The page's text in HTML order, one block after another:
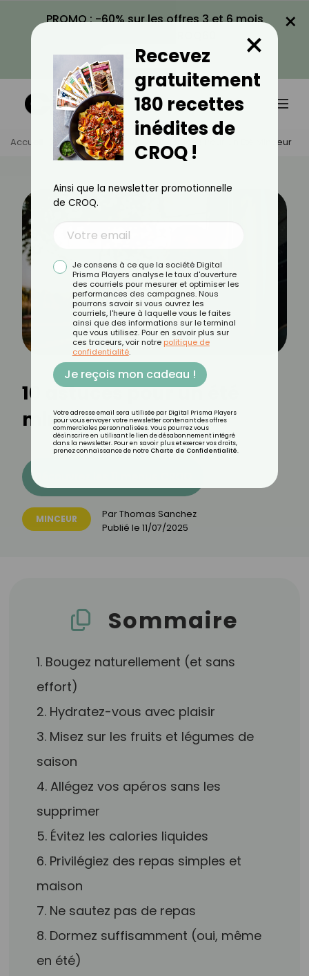
PROMO : -60% sur les offres 3 et 6 mois
VOIR LA PROMO
×
Accueil Actus Minceur 10 Astuces Pour Un Été Minceur
10 astuces pour un été
minceur
MINCEUR ParThomas Sanchez
Publié le 11/07/2025
Sommaire
1. Bougez naturellement (et sans
effort)
2. Hydratez-vous avec plaisir
3. Misez sur les fruits et légumes de
saison
4. Allégez vos apéros sans les
supprimer
5. Évitez les calories liquides
6. Privilégiez des repas simples et
maison
7. Ne sautez pas de repas
8. Dormez suffisamment (oui, même
en été)
Recevez
gratuitement
180 recettes
inédites de
CROQ !
×
Ainsi que la newsletter promotionnelle
de CROQ.
Je consens à ce que la société Digital
Prisma Players analyse le taux d'ouverture
des courriels pour mesurer et optimiser les
performances des campagnes. Nous
pourrons savoir si vous ouvrez les
courriels, l'heure à laquelle vous le faites
ainsi que des informations sur le terminal
que vous utilisez. Pour en savoir plus sur
ces traceurs, voir notre politique de
confidentialité.
Je reçois mon cadeau !
Votre adresse email sera utilisée par Digital Prisma Players
pour vous envoyer votre newsletter contenant des offres
commerciales personnalisées. Vous pourrez vous
désinscrire en utilisant le lien de désabonnement intégré
dans la newsletter. Pour en savoir plus et exercer vos droits,
prenez connaissance de notre Charte de Confidentialité.